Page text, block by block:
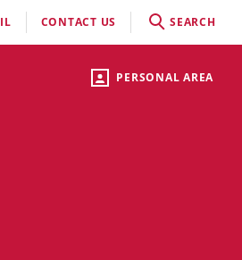
PERSONAL AREA
CONTACT US SEARCH